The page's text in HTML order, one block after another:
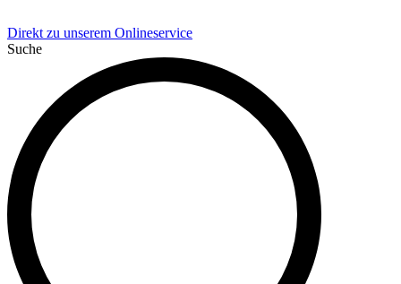
Direkt zu unserem Onlineservice
Suche